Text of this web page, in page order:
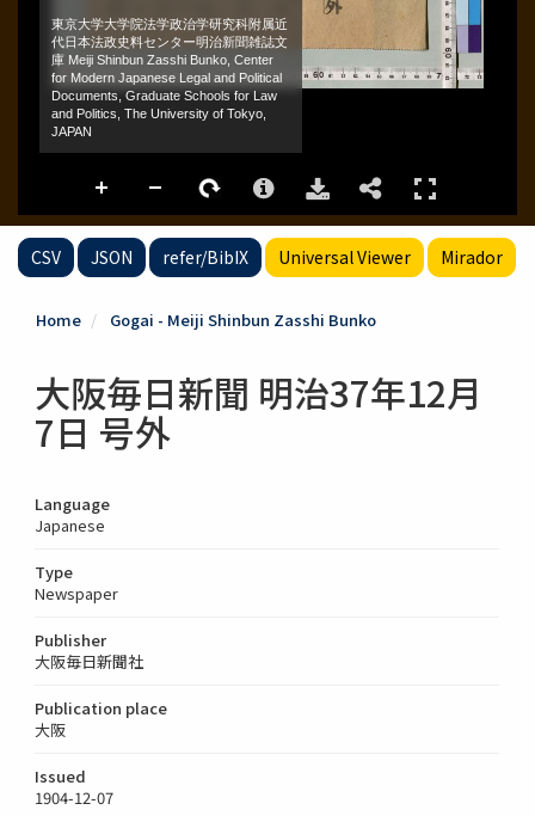
CSV JSON refer/BibIX Universal Viewer Mirador
Home Gogai - Meiji Shinbun Zasshi Bunko
大阪毎日新聞 明治37年12月
7日 号外
Language
Japanese
Type
Newspaper
Publisher
大阪毎日新聞社
Publication place
大阪
Issued
1904-12-07